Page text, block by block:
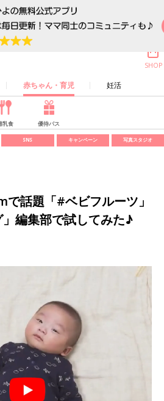
赤ちゃん・育児 妊活
SHOP
乳食 優待パス
SNS キャンペーン 写真スタジオ
で話題「#ベビフルーツ」
」編集部で試してみた♪